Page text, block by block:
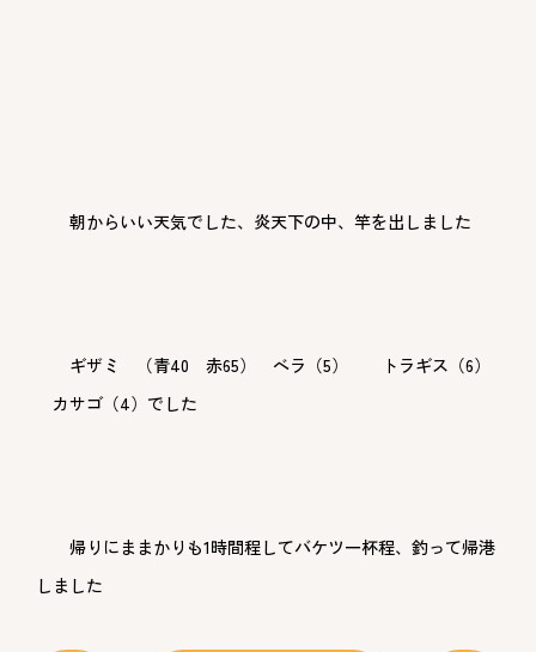
朝からいい天気でした、炎天下の中、竿を出しました
ギザミ （青40 赤65） べラ（5） トラギス（6）
カサゴ（4）でした
帰りにままかりも1時間程してバケツ一杯程、釣って帰港
しました